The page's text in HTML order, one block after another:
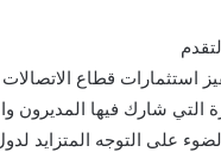
استثمارات قطاع
التي شارك فيها المديرون
على التوجه المتزايد